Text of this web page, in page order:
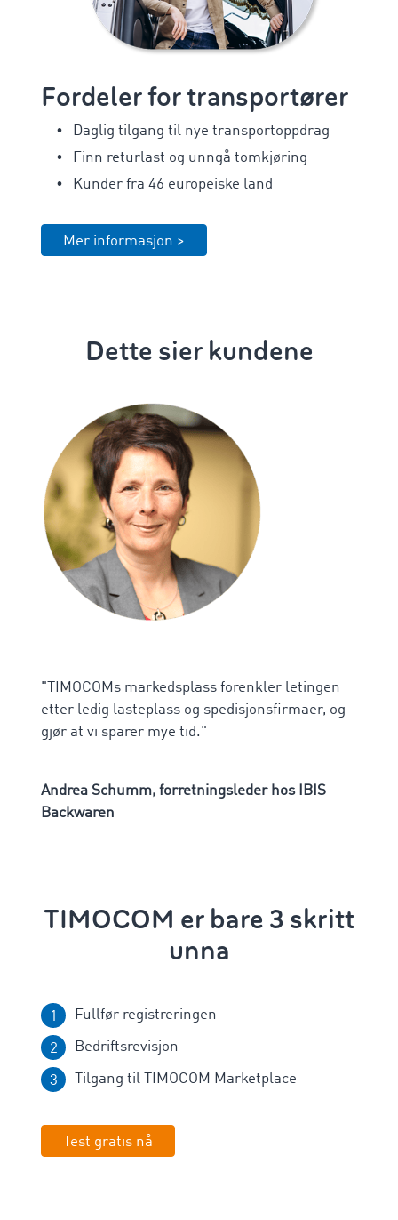
Fordeler for transportører
Daglig tilgang til nye transportoppdrag
Finn returlast og unngå tomkjøring
Kunder fra 46 europeiske land
Mer informasjon >
Dette sier kundene
"TIMOCOMs markedsplass forenkler letingen
etter ledig lasteplass og spedisjonsfirmaer, og
gjør at vi sparer mye tid."
Andrea Schumm, forretningsleder hos IBIS
Backwaren
TIMOCOM er bare 3 skritt
unna
Fullfør registreringen
Bedriftsrevisjon
Tilgang til TIMOCOM Marketplace
Test gratis nå